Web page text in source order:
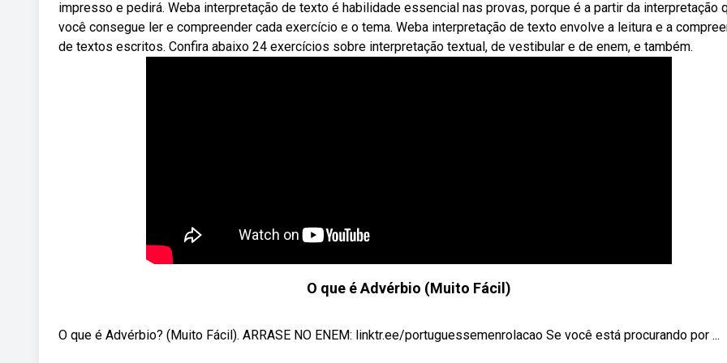
impresso e pedirá. Weba interpretação de texto é habilidade essencial nas provas, porque é a partir da interpretação
você consegue ler e compreender cada exercício e o tema. Weba interpretação de texto envolve a leitura e a
de textos escritos. Confira abaixo 24 exercícios sobre interpretação textual, de vestibular e de enem, e também.
O que é Advérbio (Muito Fácil)
O que é Advérbio? (Muito Fácil). ARRASE NO ENEM: linktr.ee/portuguessemenrolacao Se você está procurando por ...